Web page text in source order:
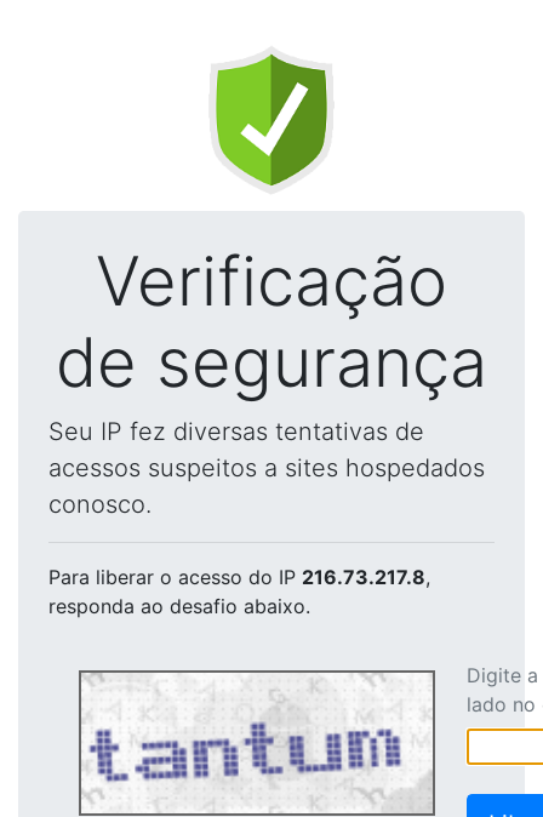
Verificação
de segurança
Seu IP fez diversas tentativas de
acessos suspeitos a sites hospedados
conosco.
Para liberar o acesso do IP 216.73.217.8,
responda ao desafio abaixo.
Digite
lado no